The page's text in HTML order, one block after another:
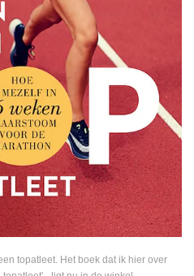
topatleet. Het boek dat ik hier over